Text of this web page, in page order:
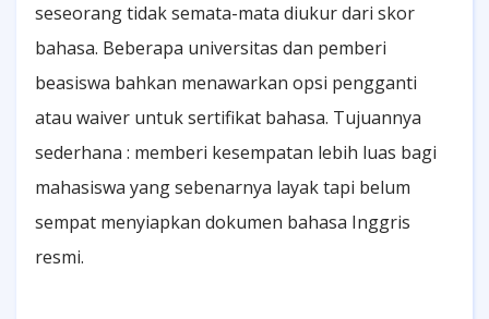
seseorang tidak semata-mata diukur dari skor
bahasa. Beberapa universitas dan pemberi
beasiswa bahkan menawarkan opsi pengganti
atau waiver untuk sertifikat bahasa. Tujuannya
sederhana : memberi kesempatan lebih luas bagi
mahasiswa yang sebenarnya layak tapi belum
sempat menyiapkan dokumen bahasa Inggris
resmi.